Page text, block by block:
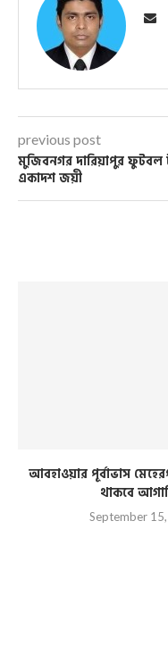
previous post
মুজিবনগর দারিয়াপুর ফুটবল
একাদশ জয়ী
আবহাওয়ার পূর্বাভাস
থাকবে
September